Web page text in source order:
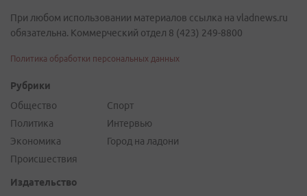
При любом использовании материалов ссылка на vladnews.ru
обязательна. Коммерческий отдел 8 (423) 249-8800
Политика обработки персональных данных
Рубрики
Общество
Политика
Экономика
Происшествия
Спорт
Интервью
Город на ладони
Издательство